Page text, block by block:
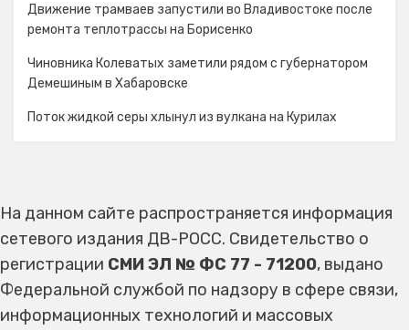
Движение трамваев запустили во Владивостоке после
ремонта теплотрассы на Борисенко
Чиновника Колеватых заметили рядом с губернатором
Демешиным в Хабаровске
Поток жидкой серы хлынул из вулкана на Курилах
На данном сайте распространяется информация
сетевого издания ДВ-РОСС. Свидетельство о
регистрации СМИ ЭЛ № ФС 77 - 71200, выдано
Федеральной службой по надзору в сфере связи,
информационных технологий и массовых